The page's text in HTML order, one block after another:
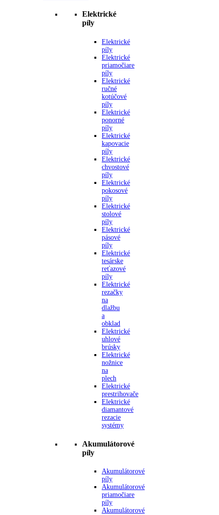
Elektrické
píly
Elektrické
píly
Elektrické
priamočiare
píly
Elektrické
ručné
kotúčové
píly
Elektrické
ponorné
píly
Elektrické
kapovacie
píly
Elektrické
chvostové
píly
Elektrické
pokosové
píly
Elektrické
stolové
píly
Elektrické
pásové
píly
Elektrické
tesárske
reťazové
píly
Elektrické
rezačky
na
dlažbu
a
obklad
Elektrické
uhlové
brúsky
Elektrické
nožnice
na
plech
Elektrické
prestrihovače
Elektrické
diamantové
rezacie
systémy
Akumulátorové
píly
Akumulátorové
píly
Akumulátorové
priamočiare
píly
Akumulátorové